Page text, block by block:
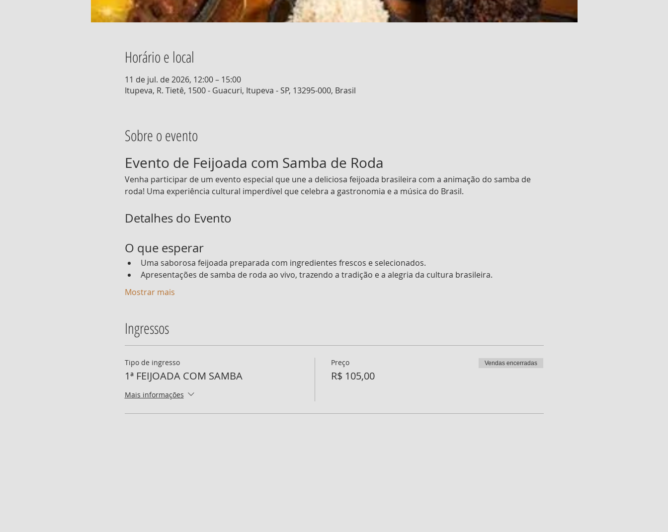
Horário e local
11 de jul. de 2026, 12:00 – 15:00
Itupeva, R. Tietê, 1500 - Guacuri, Itupeva - SP, 13295-000, Brasil
Sobre o evento
Evento de Feijoada com Samba de Roda
Venha participar de um evento especial que une a deliciosa feijoada brasileira com a animação do samba de
roda! Uma experiência cultural imperdível que celebra a gastronomia e a música do Brasil.
Detalhes do Evento
O que esperar
Uma saborosa feijoada preparada com ingredientes frescos e selecionados.
Apresentações de samba de roda ao vivo, trazendo a tradição e a alegria da cultura brasileira.
Mostrar mais
Ingressos
Tipo de ingresso
1ª FEIJOADA COM SAMBA
Mais informações
Preço
R$ 105,00
Vendas encerradas